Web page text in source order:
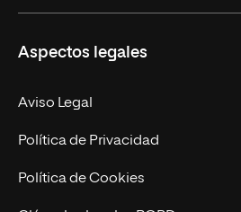
Empresa
MBA
Marketing y Comunicación
Ingeniería
Diseño
Nuestro Equipo
Contacto
Aspectos legales
Aviso Legal
Política de Privacidad
Política de Cookies